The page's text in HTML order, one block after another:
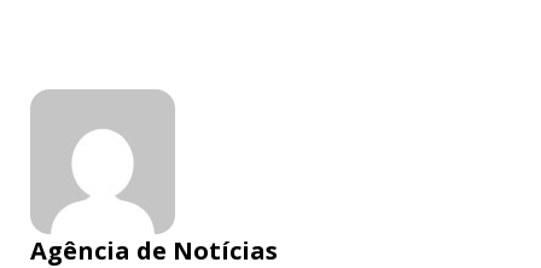
Agência de Notícias